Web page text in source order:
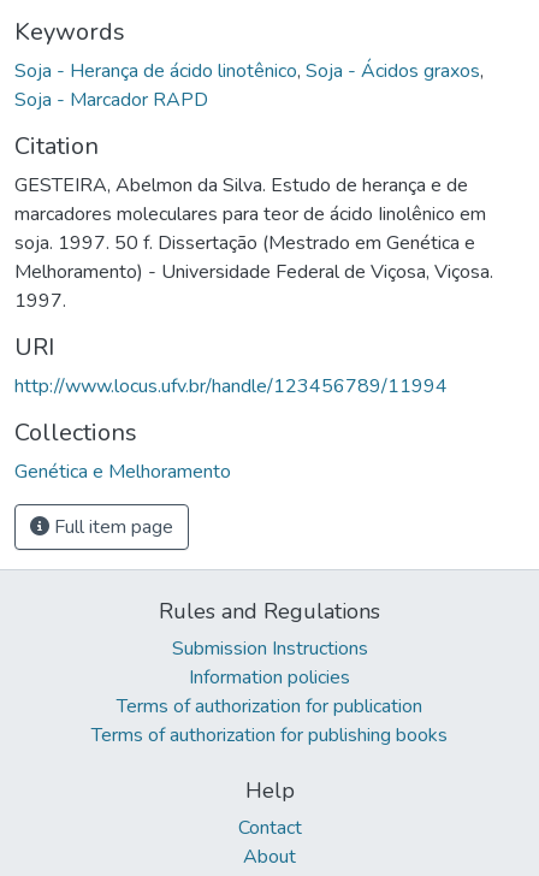
Keywords
Soja - Herança de ácido linotênico, Soja - Ácidos graxos,
Soja - Marcador RAPD
Citation
GESTEIRA, Abelmon da Silva. Estudo de herança e de
marcadores moleculares para teor de ácido Iinolênico em
soja. 1997. 50 f. Dissertação (Mestrado em Genética e
Melhoramento) - Universidade Federal de Viçosa, Viçosa.
1997.
URI
http://www.locus.ufv.br/handle/123456789/11994
Collections
Genética e Melhoramento
Full item page
Rules and Regulations
Submission Instructions
Information policies
Terms of authorization for publication
Terms of authorization for publishing books
Help
Contact
About